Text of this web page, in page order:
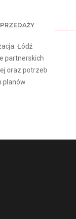
Łódź
partnerskich
oraz potrzeb
planów